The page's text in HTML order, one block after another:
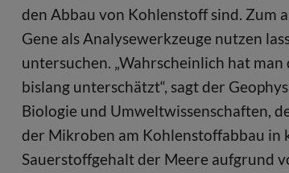
den Abbau von Kohlenstoff sind. Zum
Gene als Analysewerkzeuge nutzen
untersuchen. „Wahrscheinlich hat
bislang unterschätzt“, sagt der
Biologie und Umweltwissenschaften,
der Mikroben am Kohlenstoffabbau in
Sauerstoffgehalt der Meere aufgrund